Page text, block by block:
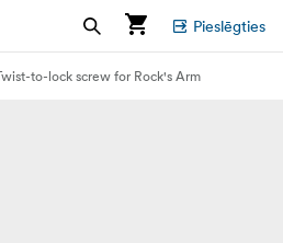
Pieslēgties
to-lock screw for Rock's Arm